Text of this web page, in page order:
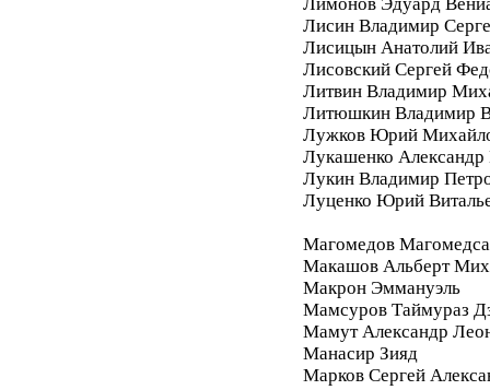
Лисин Владимир
Лисицын Анатолий
Лисовский Сергей
Литвин Владимир
Литюшкин Владимир
Лужков Юрий
Лукашенко Александр
Лукин Владимир
Луценко Юрий
Магомедов
Макашов Альберт
Макрон Эммануэль
Мамсуров Таймураз
Мамут Александр
Манасир Зияд
Марков Сергей